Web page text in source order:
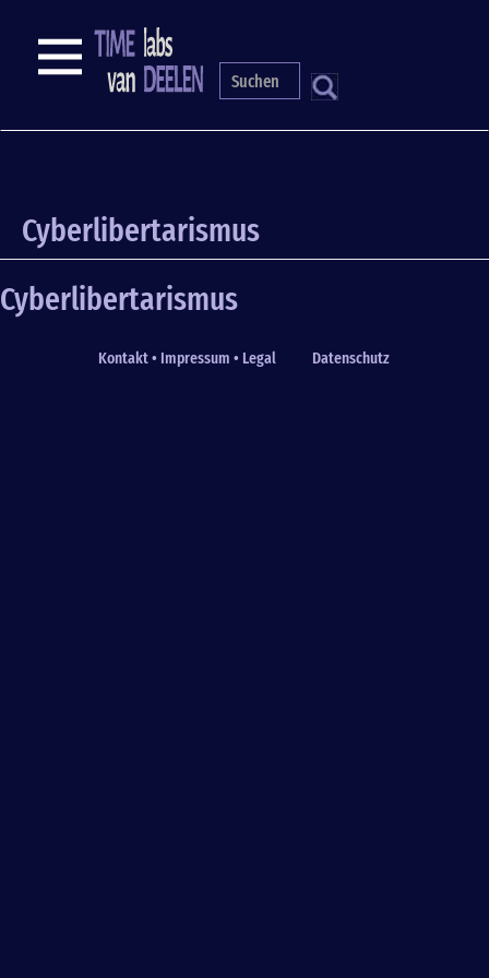
content
S
NAVIGATION
Cyberlibertarismus
Cyberlibertarismus
Fußzeile
Kontakt • Impressum • Legal Datenschutz